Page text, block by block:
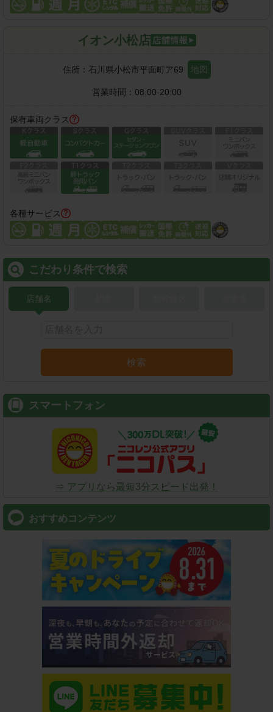
イオン小松店
住所： 石川県小松市平面町ア69 地図
営業時間： 08:00-20:00
保有車両クラス
各種サービス
こだわり条件で検索
店舗名
検索
スマートフォン
⇒ アプリなら最短3分スピード出発！
おすすめコンテンツ